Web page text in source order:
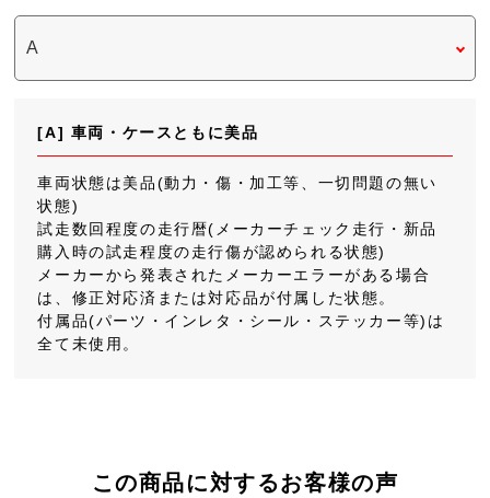
[A] 車両・ケースともに美品
車両状態は美品(動力・傷・加工等、一切問題の無い
状態)
試走数回程度の走行暦(メーカーチェック走行・新品
購入時の試走程度の走行傷が認められる状態)
メーカーから発表されたメーカーエラーがある場合
は、修正対応済または対応品が付属した状態。
付属品(パーツ・インレタ・シール・ステッカー等)は
全て未使用。
この商品に対するお客様の声